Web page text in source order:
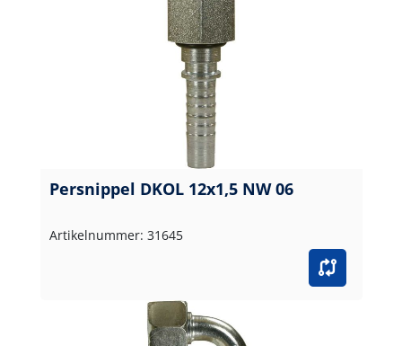
Persnippel DKOL 12x1,5 NW 06
Artikelnummer: 31645